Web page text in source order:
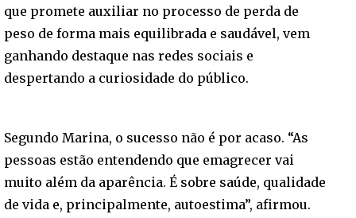
que promete auxiliar no processo de perda de
peso de forma mais equilibrada e saudável, vem
ganhando destaque nas redes sociais e
despertando a curiosidade do público.
Segundo Marina, o sucesso não é por acaso. “As
pessoas estão entendendo que emagrecer vai
muito além da aparência. É sobre saúde, qualidade
de vida e, principalmente, autoestima”, afirmou.